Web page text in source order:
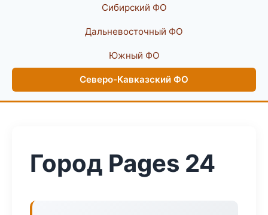
Сибирский ФО
Дальневосточный ФО
Южный ФО
Северо-Кавказский ФО
Город Pages 24